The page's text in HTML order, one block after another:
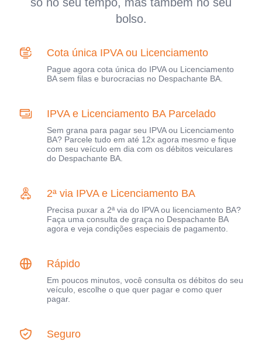
bolso.
Cota única IPVA ou Licenciamento
Pague agora cota única do IPVA ou Licenciamento
BA sem filas e burocracias no Despachante BA.
IPVA e Licenciamento BA Parcelado
Sem grana para pagar seu IPVA ou Licenciamento
BA? Parcele tudo em até 12x agora mesmo e fique
com seu veículo em dia com os débitos veiculares
do Despachante BA.
2ª via IPVA e Licenciamento BA
Precisa puxar a 2ª via do IPVA ou licenciamento BA?
Faça uma consulta de graça no Despachante BA
agora e veja condições especiais de pagamento.
Rápido
Em poucos minutos, você consulta os débitos do seu
veículo, escolhe o que quer pagar e como quer
pagar.
Seguro